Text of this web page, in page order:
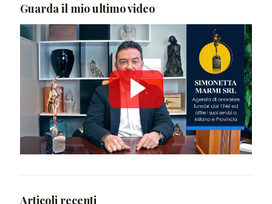
Guarda il mio ultimo video
Articoli recenti